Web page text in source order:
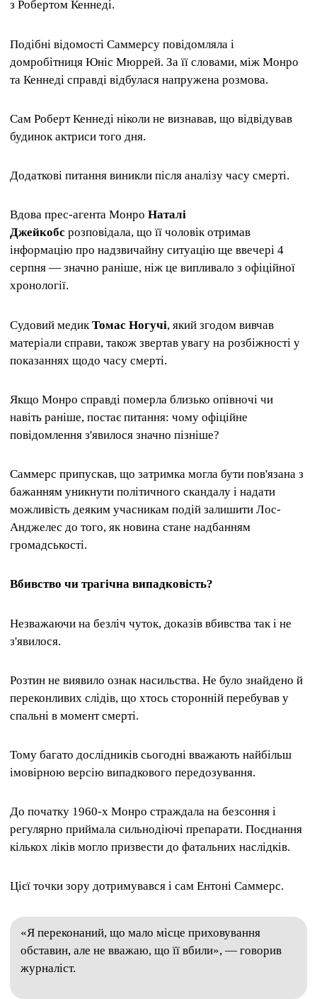
з Робертом Кеннеді.
Подібні відомості Саммерсу повідомляла і
домробітниця Юніс Мюррей. За її словами, між Монро
та Кеннеді справді відбулася напружена розмова.
Сам Роберт Кеннеді ніколи не визнавав, що відвідував
будинок актриси того дня.
Додаткові питання виникли після аналізу часу смерті.
Вдова прес-агента Монро Наталі
Джейкобс розповідала, що її чоловік отримав
інформацію про надзвичайну ситуацію ще ввечері 4
серпня — значно раніше, ніж це випливало з офіційної
хронології.
Судовий медик Томас Ногучі, який згодом вивчав
матеріали справи, також звертав увагу на розбіжності у
показаннях щодо часу смерті.
Якщо Монро справді померла близько опівночі чи
навіть раніше, постає питання: чому офіційне
повідомлення з'явилося значно пізніше?
Саммерс припускав, що затримка могла бути пов'язана з
бажанням уникнути політичного скандалу і надати
можливість деяким учасникам подій залишити Лос-
Анджелес до того, як новина стане надбанням
громадськості.
Вбивство чи трагічна випадковість?
Незважаючи на безліч чуток, доказів вбивства так і не
з'явилося.
Розтин не виявило ознак насильства. Не було знайдено й
переконливих слідів, що хтось сторонній перебував у
спальні в момент смерті.
Тому багато дослідників сьогодні вважають найбільш
імовірною версію випадкового передозування.
До початку 1960-х Монро страждала на безсоння і
регулярно приймала сильнодіючі препарати. Поєднання
кількох ліків могло призвести до фатальних наслідків.
Цієї точки зору дотримувався і сам Ентоні Саммерс.
«Я переконаний, що мало місце приховування
обставин, але не вважаю, що її вбили», — говорив
журналіст.